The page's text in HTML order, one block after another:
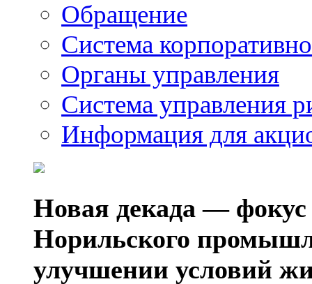
Обращение
Система
Органы управления
Система управления
Информация для
Новая декада — фокус
Норильского
улучшении условий